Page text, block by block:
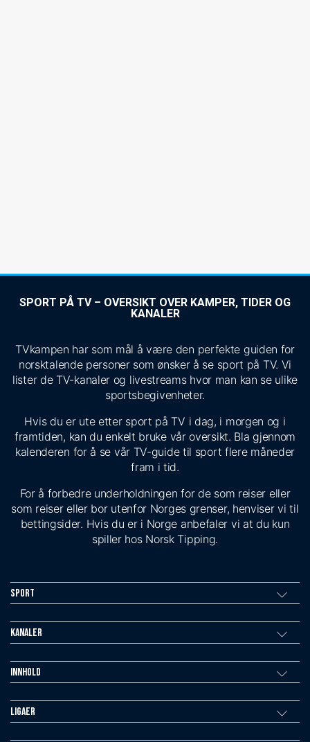
SPORT PÅ TV – OVERSIKT OVER KAMPER, TIDER OG
KANALER
TVkampen har som mål å være den perfekte guiden for
norsktalende personer som ønsker å se sport på TV. Vi
lister de TV-kanaler og livestreams hvor man kan se ulike
sportsbegivenheter.
Hvis du er ute etter sport på TV i dag, i morgen og i
framtiden, kan du enkelt bruke vår oversikt. Bla gjennom
kalenderen for å se vår TV-guide til sport flere måneder
fram i tid.
For å forbedre underholdningen for de som reiser eller
som reiser eller bor utenfor Norges grenser, henviser vi til
bettingsider. Hvis du er i Norge anbefaler vi at du kun
spiller hos Norsk Tipping.
Sport
Kanaler
Innhold
Ligaer